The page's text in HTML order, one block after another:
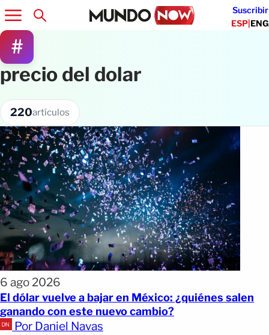
Suscribir
ESP|ENG
#
precio del dolar
220artículos
6 ago 2026
El dólar vuelve a bajar en México: ¿quiénes salen
ganando con este nuevo cambio?
Por Daniel Navas